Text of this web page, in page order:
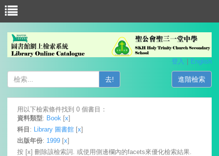
登入 English
去! 進階檢索
用以下檢索條件找到 0 個書目：
資料類型: Book [x]
科目 : Library 圖書館 [x]
出版年份: 1999 [x]
按 [x] 刪除該檢索詞. 或使用側邊欄內的facets來優化檢索結果.